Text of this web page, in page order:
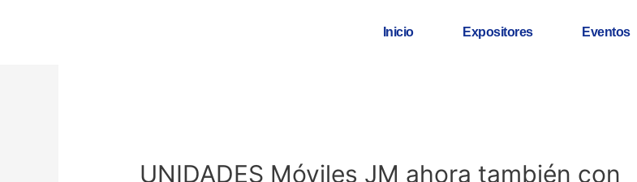
Inicio Expositores Eventos
UNIDADES Móviles JM ahora también con